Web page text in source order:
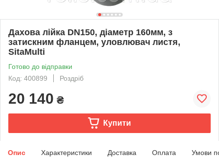
Дахова лійка DN150, діаметр 160мм, з
затискним фланцем, уловлювач листя,
SitaMulti
Готово до відправки
Код: 400899
Роздріб
20 140 ₴
Купити
Опис Характеристики Доставка Оплата Умови